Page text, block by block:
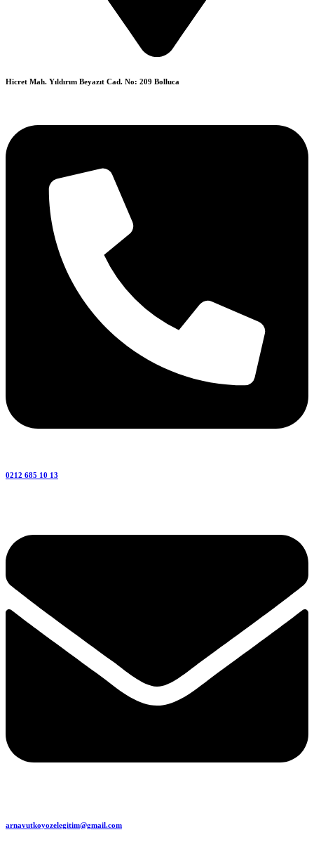
Hicret Mah. Yıldırım Beyazıt Cad. No: 209 Bolluca
0212 685 10 13
arnavutkoyozelegitim@gmail.com